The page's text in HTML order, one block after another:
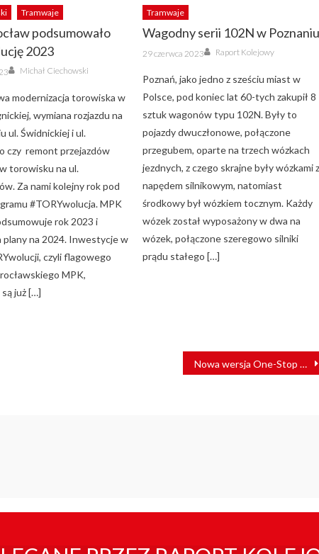
Tramwaje
podsumowało
2023
Author
Michał Ciechowski
modernizacja torowiska w
wymiana rozjazdu na
ul. Świdnickiej i ul.
czy remont przejazdów
torowisku na ul.
Za nami kolejny rok pod
#TORYwolucja. MPK
rok 2023 i
plany na 2024. Inwestycje w
czyli flagowego
MPK,
już […]
Tramwaje
Wagodny serii 102N w
Posted
on
29 czerwca 2023 Author
Raport Kolejowy
Poznań, jako jedno z sześciu miast w
Polsce, pod koniec lat 60-tych zakupił 8
sztuk wagonów typu 102N. Były to
pojazdy dwuczłonowe, połączone
przegubem, oparte na trzech wózkach
jezdnych, z czego skrajne były wózkami
napędem silnikowym, natomiast
środkowy był wózkiem tocznym. Każdy
wózek został wyposażony w dwa na
wózek, połączone szeregowo silniki
prądu stałego […]
Nowa wersja One-Stop Shop – stacje graniczne